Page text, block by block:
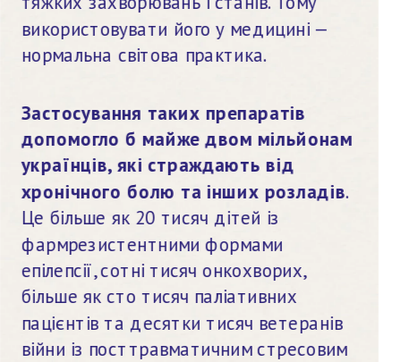
використовувати його у медицині —
нормальна світова практика.
Застосування таких препаратів
допомогло б майже двом мільйонам
українців, які страждають від
хронічного болю та інших розладів.
Це більше як 20 тисяч дітей із
фармрезистентними формами
епілепсії, сотні тисяч онкохворих,
більше як сто тисяч паліативних
пацієнтів та десятки тисяч ветеранів
війни із посттравматичним стресовим